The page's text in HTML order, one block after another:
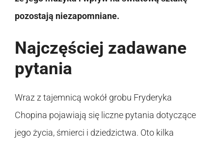
pozostają niezapomniane.
Najczęściej zadawane
pytania
Wraz z tajemnicą wokół grobu Fryderyka
Chopina pojawiają się liczne pytania dotyczące
jego życia, śmierci i dziedzictwa. Oto kilka